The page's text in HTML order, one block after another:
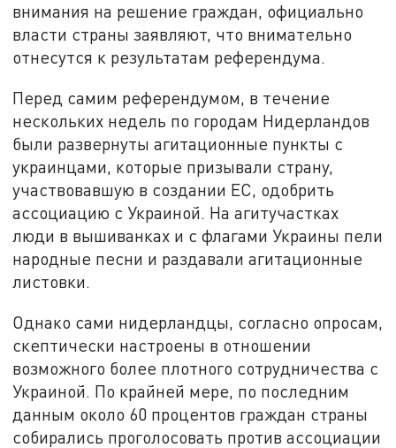
внимания на решение граждан, официально
власти страны заявляют, что внимательно
отнесутся к результатам референдума.
Перед самим референдумом, в течение
нескольких недель по городам Нидерландов
были развернуты агитационные пункты с
украинцами, которые призывали страну,
участвовавшую в создании ЕС, одобрить
ассоциацию с Украиной. На агитучастках
люди в вышиванках и с флагами Украины пели
народные песни и раздавали агитационные
листовки.
Однако сами нидерландцы, согласно опросам,
скептически настроены в отношении
возможного более плотного сотрудничества с
Украиной. По крайней мере, по последним
данным около 60 процентов граждан страны
собирались проголосовать против ассоциации